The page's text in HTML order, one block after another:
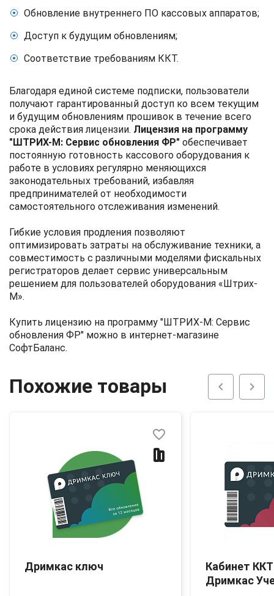
Обновление внутреннего ПО кассовых аппаратов;
Доступ к будущим обновлениям;
Соответствие требованиям ККТ.
Благодаря единой системе подписки, пользователи
получают гарантированный доступ ко всем текущим
и будущим обновлениям прошивок в течение всего
срока действия лицензии. Лицензия на программу
"ШТРИХ-М: Сервис обновления ФР" обеспечивает
постоянную готовность кассового оборудования к
работе в условиях регулярно меняющихся
законодательных требований, избавляя
предпринимателей от необходимости
самостоятельного отслеживания изменений.
Гибкие условия продления позволяют
оптимизировать затраты на обслуживание техники, а
совместимость с различными моделями фискальных
регистраторов делает сервис универсальным
решением для пользователей оборудования «Штрих-
М».
Купить лицензию на программу "ШТРИХ-М: Сервис
обновления ФР" можно в интернет-магазине
СофтБаланс.
Похожие товары chevron_left chevron_right
Дримкас ключ
favorite_border
Кабинет
Дримкас